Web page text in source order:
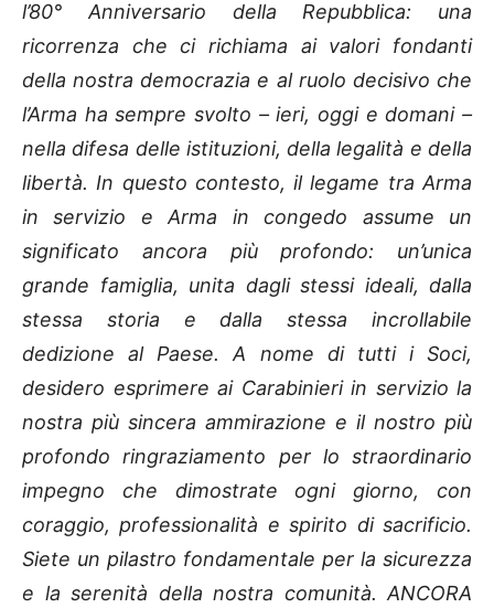
l’80° Anniversario della Repubblica: una
ricorrenza che ci richiama ai valori fondanti
della nostra democrazia e al ruolo decisivo che
l’Arma ha sempre svolto – ieri, oggi e domani –
nella difesa delle istituzioni, della legalità e della
libertà. In questo contesto, il legame tra Arma
in servizio e Arma in congedo assume un
significato ancora più profondo: un’unica
grande famiglia, unita dagli stessi ideali, dalla
stessa storia e dalla stessa incrollabile
dedizione al Paese. A nome di tutti i Soci,
desidero esprimere ai Carabinieri in servizio la
nostra più sincera ammirazione e il nostro più
profondo ringraziamento per lo straordinario
impegno che dimostrate ogni giorno, con
coraggio, professionalità e spirito di sacrificio.
Siete un pilastro fondamentale per la sicurezza
e la serenità della nostra comunità. ANCORA